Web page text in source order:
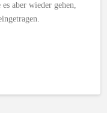
aber wieder gehen,